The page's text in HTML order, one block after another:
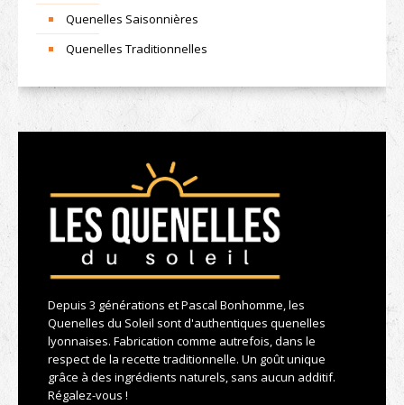
Quenelles Saisonnières
Quenelles Traditionnelles
Depuis 3 générations et Pascal Bonhomme, les
Quenelles du Soleil sont d'authentiques quenelles
lyonnaises. Fabrication comme autrefois, dans le
respect de la recette traditionnelle. Un goût unique
grâce à des ingrédients naturels, sans aucun additif.
Régalez-vous !